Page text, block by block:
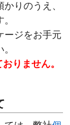
りのうえ、
ージをお手元
りません。